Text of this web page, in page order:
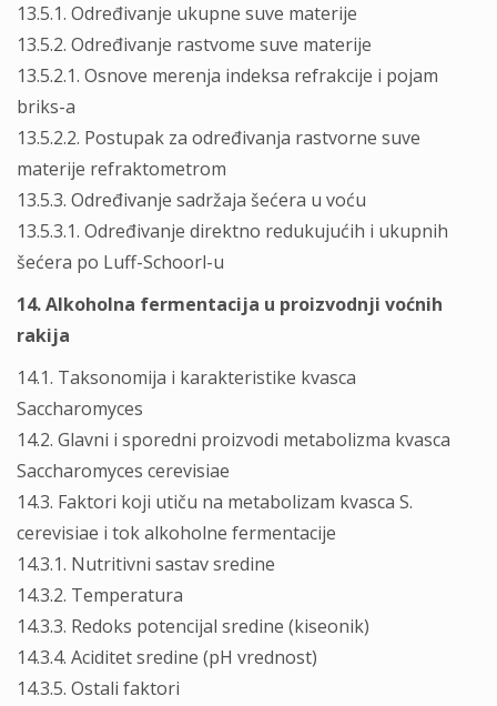
13.5.1. Određivanje ukupne suve materije
13.5.2. Određivanje rastvome suve materije
13.5.2.1. Osnove merenja indeksa refrakcije i pojam
briks-a
13.5.2.2. Postupak za određivanja rastvorne suve
materije refraktometrom
13.5.3. Određivanje sadržaja šećera u voću
13.5.3.1. Određivanje direktno redukujućih i ukupnih
šećera po Luff-Schoorl-u
14. Alkoholna fermentacija u proizvodnji voćnih
rakija
14.1. Taksonomija i karakteristike kvasca
Saccharomyces
14.2. Glavni i sporedni proizvodi metabolizma kvasca
Saccharomyces cerevisiae
14.3. Faktori koji utiču na metabolizam kvasca S.
cerevisiae i tok alkoholne fermentacije
14.3.1. Nutritivni sastav sredine
14.3.2. Temperatura
14.3.3. Redoks potencijal sredine (kiseonik)
14.3.4. Aciditet sredine (pH vrednost)
14.3.5. Ostali faktori